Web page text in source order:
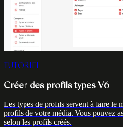
TUTORIEL
Créer des profils types V6
Les types de profils servent à faire le
profils de votre média. Vous pouvez
selon les profils créés.